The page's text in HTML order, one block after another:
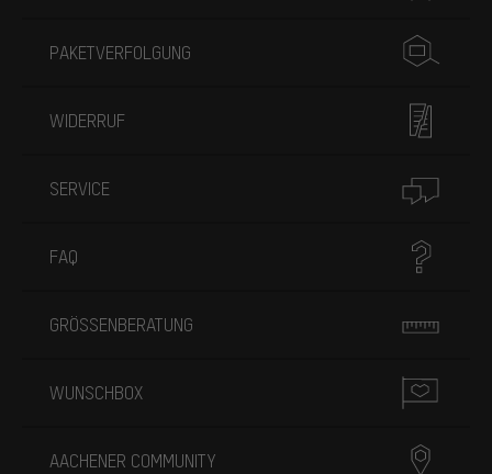
PAKETVERFOLGUNG
WIDERRUF
SERVICE
FAQ
GRÖSSENBERATUNG
WUNSCHBOX
AACHENER COMMUNITY